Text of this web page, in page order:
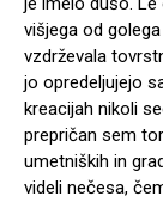
višjega od
vzdrževala
jo opredeljujejo
kreacijah nikoli
prepričan sem
umetniških in
videli nečesa,